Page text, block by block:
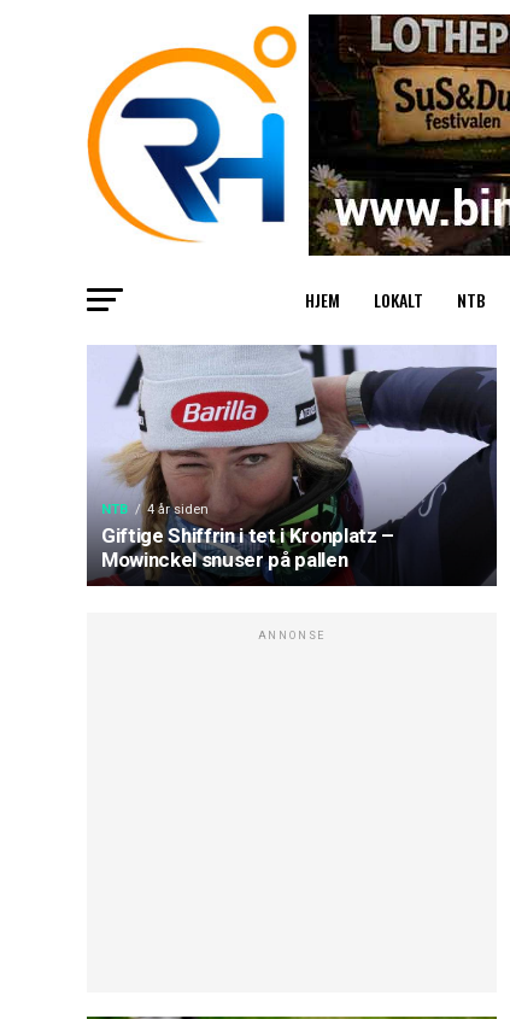
HJEM LOKALT NTB
NTB 4 år siden
Giftige Shiffrin i tet i Kronplatz –
Mowinckel snuser på pallen
ANNONSE